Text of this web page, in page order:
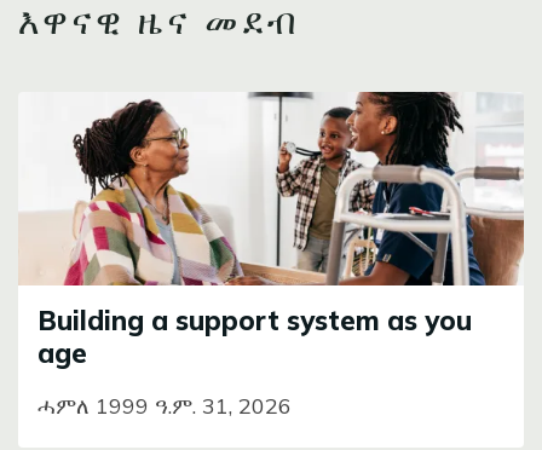
እዋናዊ ዜና መደብ
Building a support system as you
age
ሓምለ 1999 ዓ.ም. 31, 2026